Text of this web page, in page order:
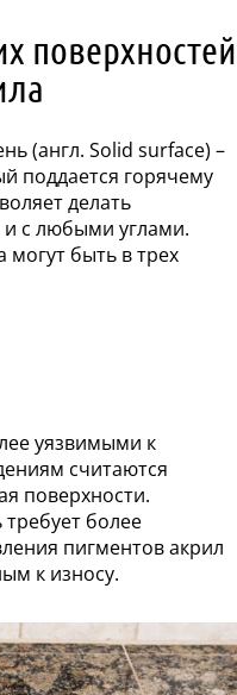
поверхностей
(англ. Solid surface) –
поддается горячему
делать
с любыми углами.
могут быть в трех
уязвимыми к
считаются
поверхности.
более
пигментов акрил
к износу.